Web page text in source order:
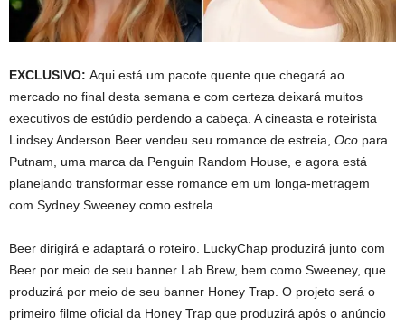
EXCLUSIVO: Aqui está um pacote quente que chegará ao
mercado no final desta semana e com certeza deixará muitos
executivos de estúdio perdendo a cabeça. A cineasta e roteirista
Lindsey Anderson Beer vendeu seu romance de estreia, Oco para
Putnam, uma marca da Penguin Random House, e agora está
planejando transformar esse romance em um longa-metragem
com Sydney Sweeney como estrela.
Beer dirigirá e adaptará o roteiro. LuckyChap produzirá junto com
Beer por meio de seu banner Lab Brew, bem como Sweeney, que
produzirá por meio de seu banner Honey Trap. O projeto será o
primeiro filme oficial da Honey Trap que produzirá após o anúncio